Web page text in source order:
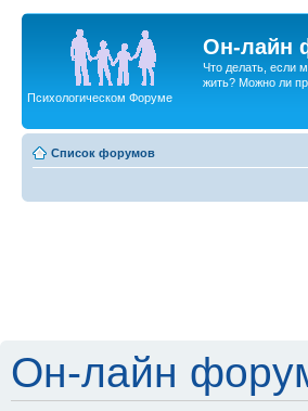
Он-лайн
Что делать, если
жить? Можно ли
Психологическом Форуме
Список форумов
Он-лайн